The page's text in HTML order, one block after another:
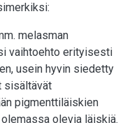
melasman
vaihtoehto erityisesti
usein hyvin siedetty
sisältävät
pigmenttiläiskien
olevia läiskiä.